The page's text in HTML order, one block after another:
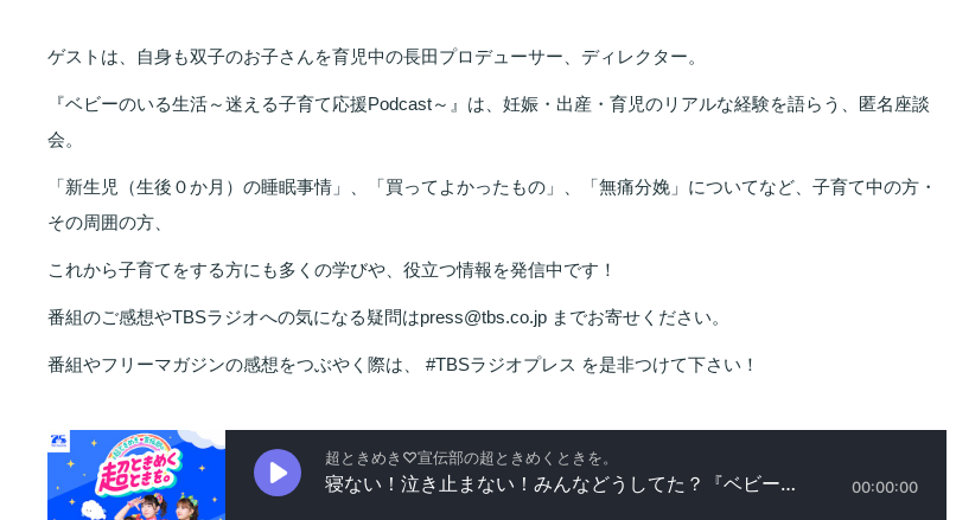
ゲストは、自身も双子のお子さんを育児中の長田プロデューサー、ディレクター。
『ベビーのいる生活～迷える子育て応援Podcast～』は、妊娠・出産・育児のリアルな経験を語らう、匿名座談
会。
「新生児（生後０か月）の睡眠事情」、「買ってよかったもの」、「無痛分娩」についてなど、子育て中の方・
その周囲の方、
これから子育てをする方にも多くの学びや、役立つ情報を発信中です！
番組のご感想やTBSラジオへの気になる疑問はpress@tbs.co.jp までお寄せください。
番組やフリーマガジンの感想をつぶやく際は、 #TBSラジオプレス を是非つけて下さい！